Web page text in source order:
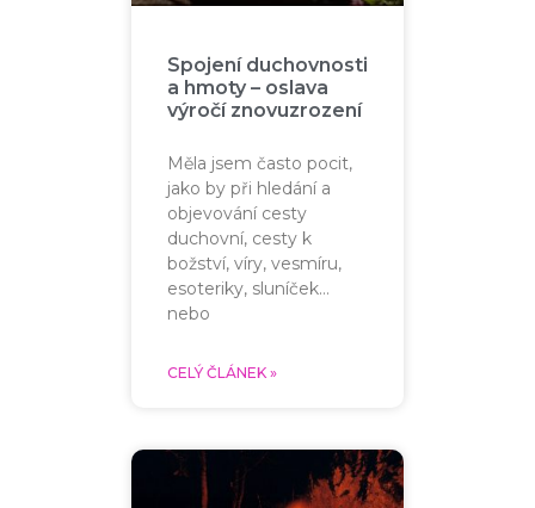
Spojení duchovnosti
a hmoty – oslava
výročí znovuzrození
Měla jsem často pocit,
jako by při hledání a
objevování cesty
duchovní, cesty k
božství, víry, vesmíru,
esoteriky, sluníček…
nebo
CELÝ ČLÁNEK »